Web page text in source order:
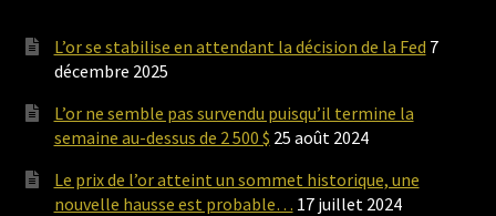
L’or se stabilise en attendant la décision de la Fed 7
décembre 2025
L’or ne semble pas survendu puisqu’il termine la
semaine au-dessus de 2 500 $ 25 août 2024
Le prix de l’or atteint un sommet historique, une
nouvelle hausse est probable… 17 juillet 2024